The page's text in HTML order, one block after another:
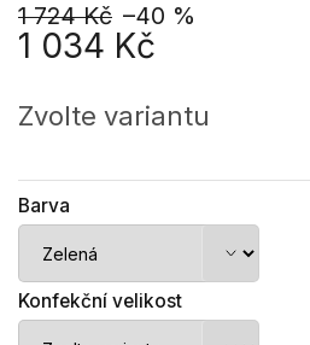
1 724 Kč –40 %
1 034 Kč
cena:
Zvolte variantu
Barva
Konfekční velikost